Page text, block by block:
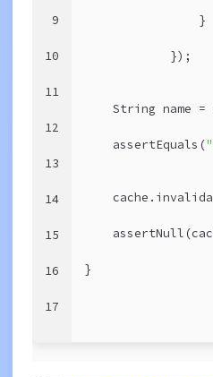
9
10
11
12
13
14
15
16
17
                }
            });
String name =
    assertEquals(
}